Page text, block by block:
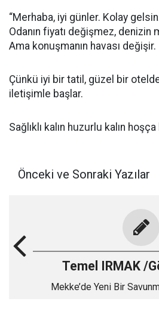
“Merhaba, iyi günler. Kolay
Odanın fiyatı değişmez,
Ama konuşmanın havası değişir.
Çünkü iyi bir tatil, güzel bir
iletişimle başlar.
Sağlıklı kalın huzurlu kalın hoşça
Önceki ve Sonraki Yazılar
Temel IRMAK /
Mekke’de Yeni Bir